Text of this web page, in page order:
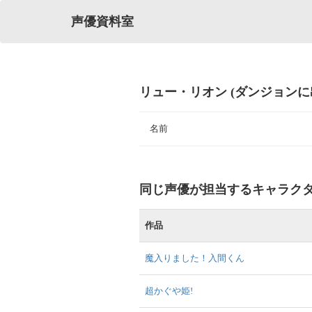
声優資料室
リュー・リオン (ダンジョン
名前
同じ声優が担当するキャラク
作品
魔入りました！入間くん
超かぐや姫!